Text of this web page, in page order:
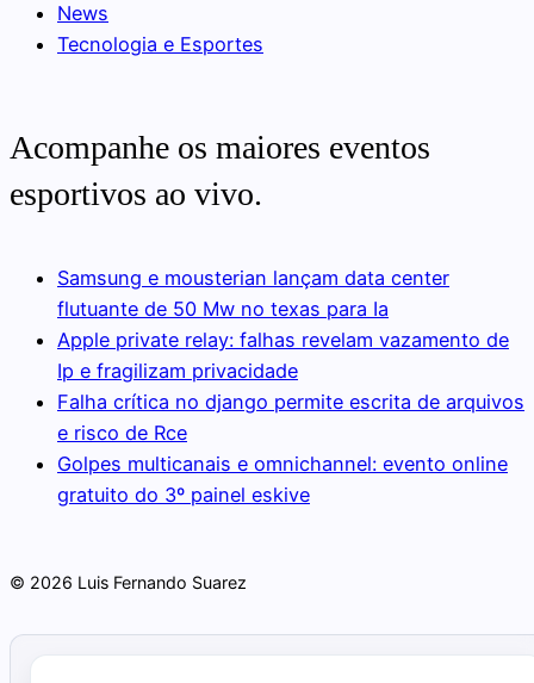
News
Tecnologia e Esportes
Acompanhe os maiores eventos
esportivos ao vivo.
Samsung e mousterian lançam data center
flutuante de 50 Mw no texas para Ia
Apple private relay: falhas revelam vazamento de
Ip e fragilizam privacidade
Falha crítica no django permite escrita de arquivos
e risco de Rce
Golpes multicanais e omnichannel: evento online
gratuito do 3º painel eskive
© 2026 Luis Fernando Suarez